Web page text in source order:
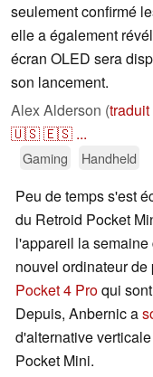
seulement confirmé
elle a également
écran OLED sera
son lancement.
Alex Alderson (
🇺🇸🇪🇸 ...
Gaming Handheld
Peu de temps s'est
du Retroid Pocket
l'appareil la
nouvel ordinateur
Pocket 4 Proqui
Depuis, Anbernic a
d'alternative
Pocket Mini.